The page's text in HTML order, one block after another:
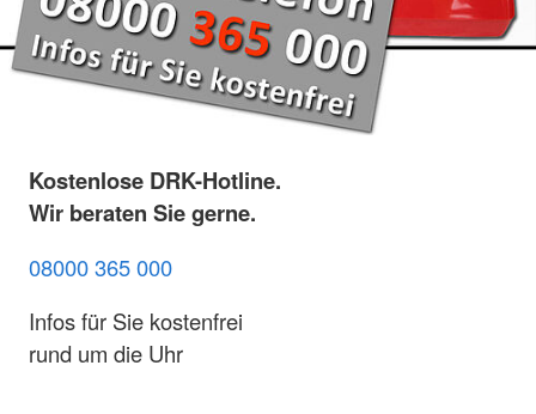
Kostenlose DRK-Hotline.
Wir beraten Sie gerne.
08000 365 000
Infos für Sie kostenfrei
rund um die Uhr